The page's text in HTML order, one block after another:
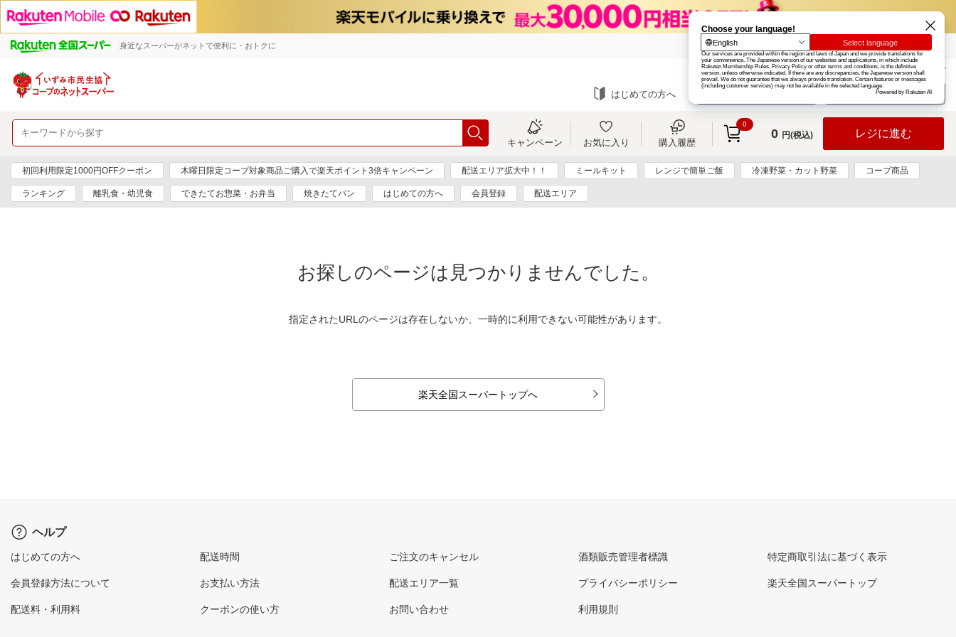
身近なスーパーがネットで便利に・おトクに 楽天グループ カード
お知らせ ヘルプ
はじめての方へ ログイン
キャンペーン お気に入り 購入履歴
0
0 円(税込) レジに進む
初回利用限定1000円OFFクーポン 木曜日限定コープ対象商品ご購入で楽天ポイント3倍キャンペーン 配送エリア拡大中！！ ミールキット レンジで簡単ご飯 冷凍野菜・カット野菜 コープ商品
ランキング 離乳食・幼児食 できたてお惣菜・お弁当 焼きたてパン はじめての方へ 会員登録 配送エリア
お探しのページは見つかりませんでした。
指定されたURLのページは存在しないか、一時的に利用できない可能性があります。
楽天全国スーパートップへ
ヘルプ
はじめての方へ
会員登録方法について
配送料・利用料
配送時間
お支払い方法
クーポンの使い方
ご注文のキャンセル
配送エリア一覧
お問い合わせ
酒類販売管理者標識
プライバシーポリシー
利用規則
特定商取引法に基づく表示
楽天全国スーパートップ